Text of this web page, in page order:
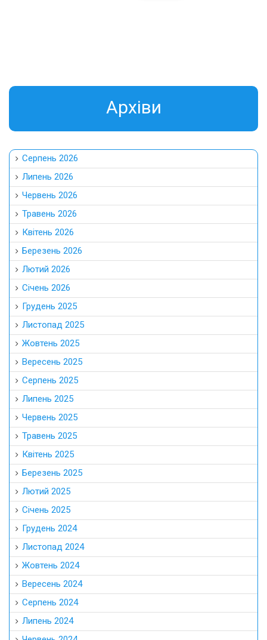
Aрхіви
Серпень 2026
Липень 2026
Червень 2026
Травень 2026
Квітень 2026
Березень 2026
Лютий 2026
Січень 2026
Грудень 2025
Листопад 2025
Жовтень 2025
Вересень 2025
Серпень 2025
Липень 2025
Червень 2025
Травень 2025
Квітень 2025
Березень 2025
Лютий 2025
Січень 2025
Грудень 2024
Листопад 2024
Жовтень 2024
Вересень 2024
Серпень 2024
Липень 2024